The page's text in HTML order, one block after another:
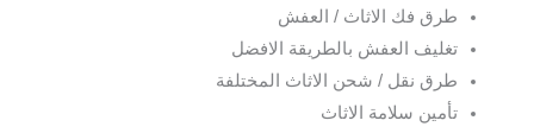
طرق فك الاثاث / العفش
تغليف العفش بالطريقة الافضل
طرق نقل / شحن الاثاث المختلفة
تأمين سلامة الاثاث